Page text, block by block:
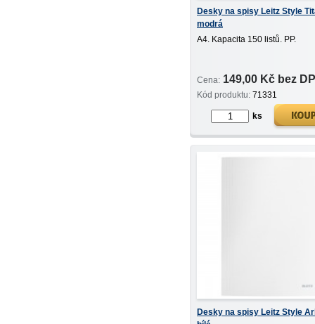
Desky na spisy Leitz Style
modrá
A4. Kapacita 150 listů. PP.
Cena: 149,00 Kč bez
Kód produktu: 71331
ks
Desky na spisy Leitz Style